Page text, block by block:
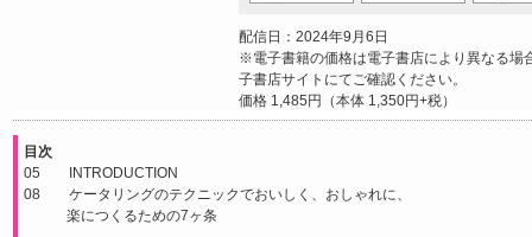
配信日：2024年9月6日
※電子書籍の価格は電子書店により異なる場
子書店サイトにてご確認ください。
価格 1,485円（本体 1,350円+税）
目次
05 INTRODUCTION
08 ケータリングのテクニックでおいしく、おしゃれに、
楽につくるための7ヶ条